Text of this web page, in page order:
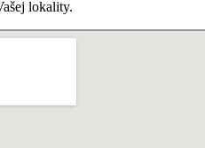
lokality.